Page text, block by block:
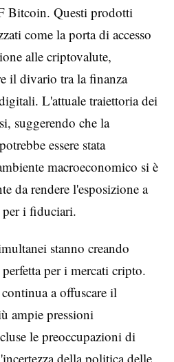
Bitcoin. Questi prodotti
come la porta di accesso
alle criptovalute,
il divario tra la finanza
L'attuale traiettoria dei
suggerendo che la
essere stata
macroeconomico si è
da rendere l'esposizione a
i fiduciari.
stanno creando
per i mercati cripto.
a offuscare il
ampie pressioni
le preoccupazioni di
della politica delle